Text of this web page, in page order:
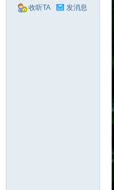
收听TA 发消息